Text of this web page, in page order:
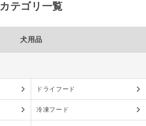
カテゴリ一覧
犬用品
ドライフード
冷凍フード